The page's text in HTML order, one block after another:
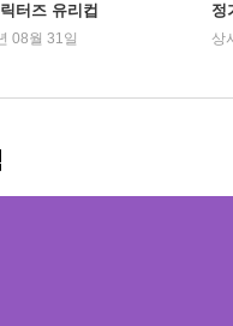
터즈 유리컵
08월 31일
정
상